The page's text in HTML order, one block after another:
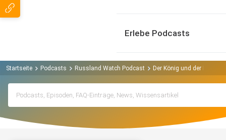
Erlebe Podcasts
Startseite Podcasts Russland Watch Podcast Der König und der Hofnarr